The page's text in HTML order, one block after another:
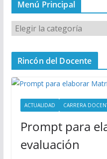
Menú Principal
M
e
n
P
Rincón del Docente
ACTUALIDAD CARRERA
Prompt para
evaluación